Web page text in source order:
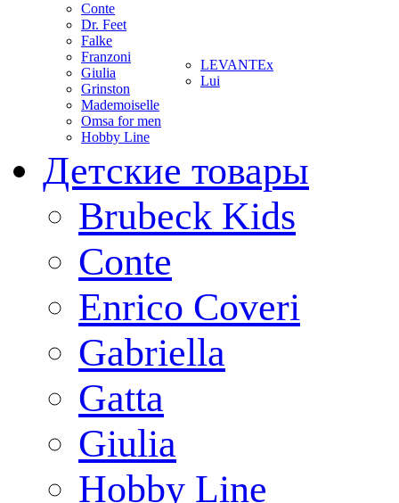
Conte
Dr. Feet
Falke
Franzoni
Giulia
Grinston
Mademoiselle
Omsa for men
Hobby Line
LEVANTEx
Lui
Детские товары
Brubeck Kids
Conte
Enrico Coveri
Gabriella
Gatta
Giulia
Hobby Line